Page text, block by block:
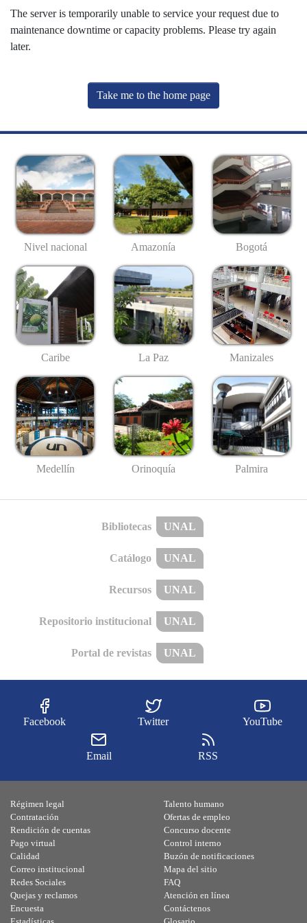
The server is temporarily unable to service your request due to
maintenance downtime or capacity problems. Please try again
later.
Take me to the home page
Nivel nacional Amazonía Bogotá
Caribe La Paz Manizales
Medellín Orinoquía Palmira
Bibliotecas UNAL
Catálogo UNAL
Recursos UNAL
Repositorio institucional UNAL
Portal de revistas UNAL
Facebook Twitter YouTube
Email RSS
Régimen legal
Contratación
Rendición de cuentas
Pago virtual
Calidad
Talento humano
Ofertas de empleo
Concurso docente
Control interno
Buzón de notificaciones
Correo institucional
Redes Sociales
Quejas y reclamos
Encuesta
Mapa del sitio
FAQ
Atención en línea
Contáctenos